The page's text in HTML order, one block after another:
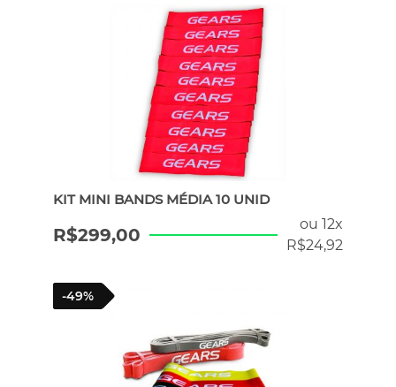
ATENDIMENTO POR WHATSAPP
KIT MINI BANDS MÉDIA 10 UNID
ou 12x
R$24,92
R$299,00
-49%